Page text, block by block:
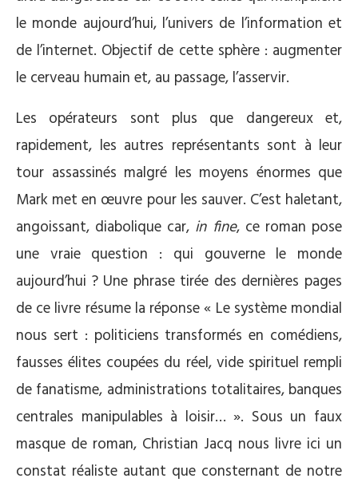
le monde aujourd’hui, l’univers de l’information et
de l’internet. Objectif de cette sphère : augmenter
le cerveau humain et, au passage, l’asservir.
Les opérateurs sont plus que dangereux et,
rapidement, les autres représentants sont à leur
tour assassinés malgré les moyens énormes que
Mark met en œuvre pour les sauver. C’est haletant,
angoissant, diabolique car, in fine, ce roman pose
une vraie question : qui gouverne le monde
aujourd’hui ? Une phrase tirée des dernières pages
de ce livre résume la réponse « Le système mondial
nous sert : politiciens transformés en comédiens,
fausses élites coupées du réel, vide spirituel rempli
de fanatisme, administrations totalitaires, banques
centrales manipulables à loisir… ». Sous un faux
masque de roman, Christian Jacq nous livre ici un
constat réaliste autant que consternant de notre